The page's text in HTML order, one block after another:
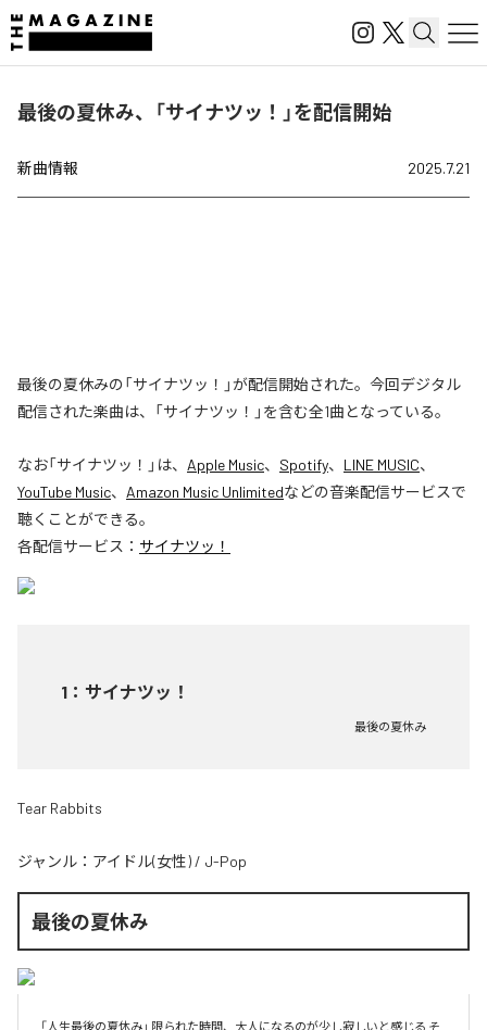
最後の夏休み、「サイナツッ！」を配信開始
新曲情報 2025.7.21
最後の夏休みの「サイナツッ！」が配信開始された。今回デジタル
配信された楽曲は、「サイナツッ！」を含む全1曲となっている。
なお「サイナツッ！ 」は、 Apple Music、 Spotify、 LINE MUSIC、
YouTube Music、 Amazon Music Unlimitedなどの音楽配信サービスで
聴くことができる。
各配信サービス： サイナツッ！
1 ： サイナツッ！
最後の夏休み
Tear Rabbits
ジャンル： アイドル(女性) / J-Pop
最後の夏休み
「人生最後の夏休み」 限られた時間、大人になるのが少し寂しいと感じる そ